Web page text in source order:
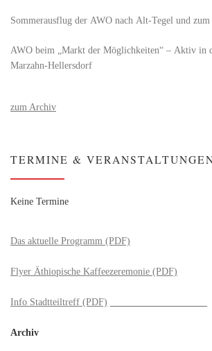
Sommerausflug der AWO nach Alt‑Tegel und zum
AWO beim „Markt der Möglichkeiten“ – Aktiv in
Marzahn-Hellersdorf
zum Archiv
TERMINE &
Keine Termine
Das aktuelle Programm (PDF)
Flyer Äthiopische Kaffeezeremonie (PDF)
Info Stadtteiltreff (PDF)
Archiv